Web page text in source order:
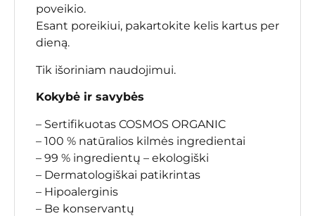
poveikio.
Esant poreikiui, pakartokite kelis kartus per
dieną.
Tik išoriniam naudojimui.
Kokybė ir savybės
– Sertifikuotas COSMOS ORGANIC
– 100 % natūralios kilmės ingredientai
– 99 % ingredientų – ekologiški
– Dermatologiškai patikrintas
– Hipoalerginis
– Be konservantų